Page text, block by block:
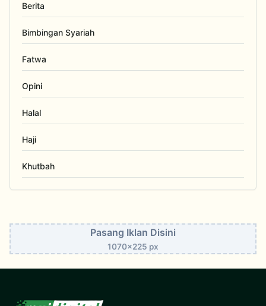
Berita
Bimbingan Syariah
Fatwa
Opini
Halal
Haji
Khutbah
Pasang Iklan Disini
1070x225 px